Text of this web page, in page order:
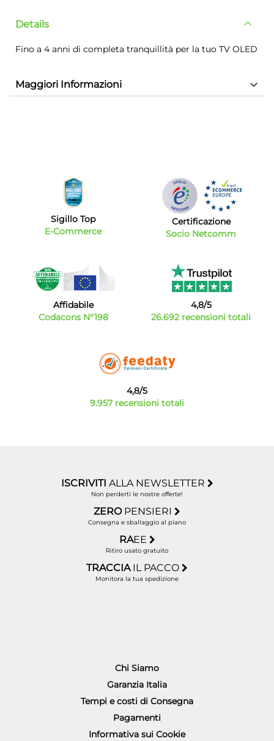
Details
Fino a 4 anni di completa tranquillità per la tuo TV OLED
Maggiori Informazioni
Sigillo Top
E-Commerce
Certificazione
Socio Netcomm
Affidabile
Codacons N°198
4,8/5
26.692 recensioni totali
4,8/5
9.957 recensioni totali
ISCRIVITI ALLA NEWSLETTER
Non perderti le nostre offerte!
ZERO PENSIERI
Consegna e sballaggio al piano
RAEE
Ritiro usato gratuito
TRACCIA IL PACCO
Monitora la tua spedizione
Chi Siamo
Garanzia Italia
Tempi e costi di Consegna
Pagamenti
Informativa sui Cookie